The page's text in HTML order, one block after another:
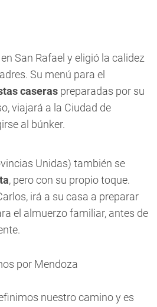
San Rafael y eligió la calidez
Su menú para el
caseras preparadas por su
viajará a la Ciudad de
al búnker.
Unidas) también se
, pero con su propio toque.
irá a su casa a preparar
el almuerzo familiar, antes de
por Mendoza
nuestro camino y es